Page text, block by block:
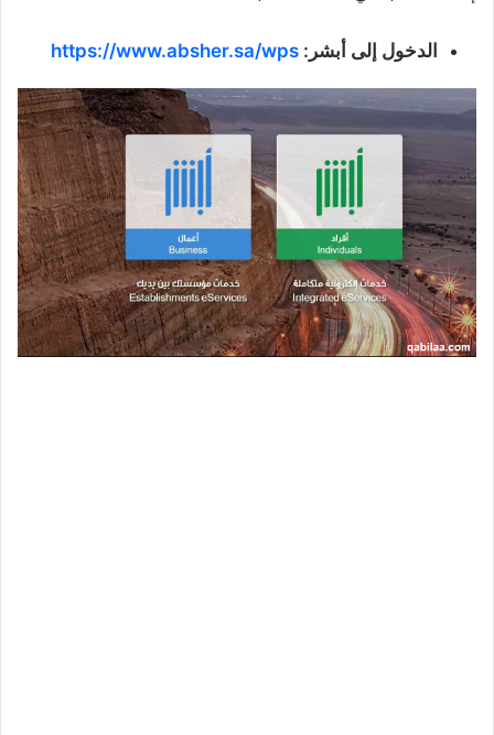
الدخول إلى أبشر: https://www.absher.sa/wps